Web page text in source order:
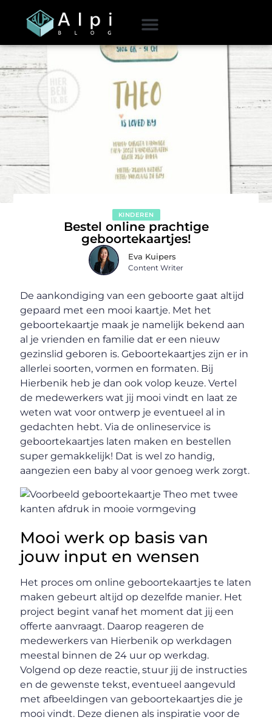
KINDEREN
Bestel online prachtige
geboortekaartjes!
Eva Kuipers
Content Writer
De aankondiging van een geboorte gaat altijd
gepaard met een mooi kaartje. Met het
geboortekaartje maak je namelijk bekend aan
al je vrienden en familie dat er een nieuw
gezinslid geboren is. Geboortekaartjes zijn er in
allerlei soorten, vormen en formaten. Bij
Hierbenik heb je dan ook volop keuze. Vertel
de medewerkers wat jij mooi vindt en laat ze
weten wat voor ontwerp je eventueel al in
gedachten hebt. Via de onlineservice is
geboortekaartjes laten maken en bestellen
super gemakkelijk! Dat is wel zo handig,
aangezien een baby al voor genoeg werk zorgt.
Mooi werk op basis van
jouw input en wensen
Het proces om online geboortekaartjes te laten
maken gebeurt altijd op dezelfde manier. Het
project begint vanaf het moment dat jij een
offerte aanvraagt. Daarop reageren de
medewerkers van Hierbenik op werkdagen
meestal binnen de 24 uur op werkdag.
Volgend op deze reactie, stuur jij de instructies
en de gewenste tekst, eventueel aangevuld
met afbeeldingen van geboortekaartjes die je
mooi vindt. Deze dienen als inspiratie voor de